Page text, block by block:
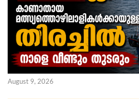
August 9, 2026